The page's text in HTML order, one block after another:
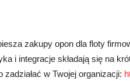
zakupy opon dla floty
i integracje składają się na
w Twojej organizacji: